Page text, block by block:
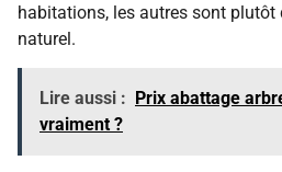
habitations, les autres sont plutôt
naturel.
Lire aussi :
Prix abattage
vraiment ?